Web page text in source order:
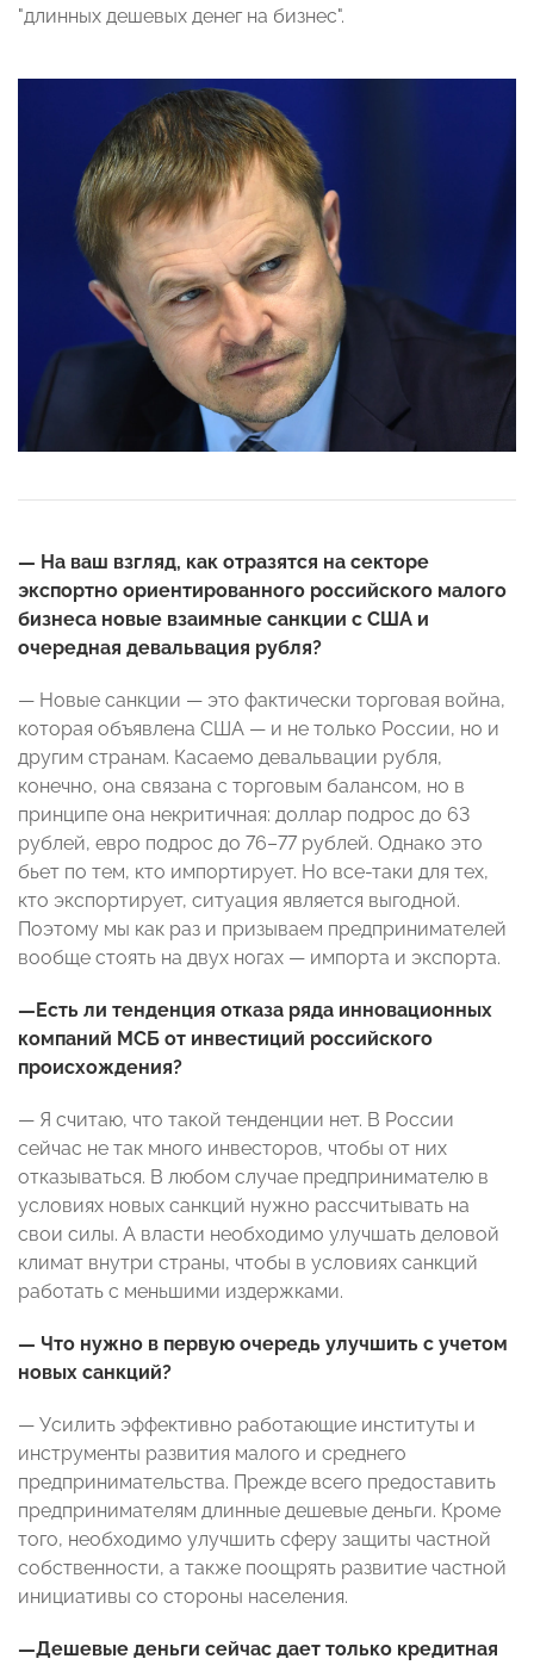
"длинных дешевых денег на бизнес".
— На ваш взгляд, как отразятся на секторе
экспортно ориентированного российского малого
бизнеса новые взаимные санкции с США и
очередная девальвация рубля?
— Новые санкции — это фактически торговая война,
которая объявлена США — и не только России, но и
другим странам. Касаемо девальвации рубля,
конечно, она связана с торговым балансом, но в
принципе она некритичная: доллар подрос до 63
рублей, евро подрос до 76–77 рублей. Однако это
бьет по тем, кто импортирует. Но все-таки для тех,
кто экспортирует, ситуация является выгодной.
Поэтому мы как раз и призываем предпринимателей
вообще стоять на двух ногах — импорта и экспорта.
—Есть ли тенденция отказа ряда инновационных
компаний МСБ от инвестиций российского
происхождения?
— Я считаю, что такой тенденции нет. В России
сейчас не так много инвесторов, чтобы от них
отказываться. В любом случае предпринимателю в
условиях новых санкций нужно рассчитывать на
свои силы. А власти необходимо улучшать деловой
климат внутри страны, чтобы в условиях санкций
работать с меньшими издержками.
— Что нужно в первую очередь улучшить с учетом
новых санкций?
— Усилить эффективно работающие институты и
инструменты развития малого и среднего
предпринимательства. Прежде всего предоставить
предпринимателям длинные дешевые деньги. Кроме
того, необходимо улучшить сферу защиты частной
собственности, а также поощрять развитие частной
инициативы со стороны населения.
—Дешевые деньги сейчас дает только кредитная